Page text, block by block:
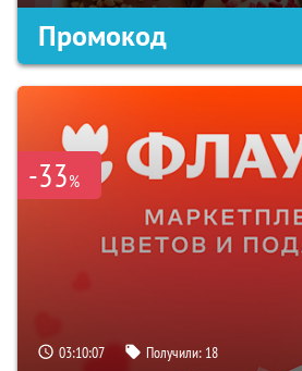
Промокод
-33%
03:10:06 Получили: 18